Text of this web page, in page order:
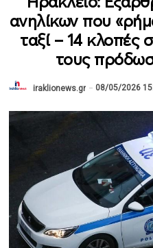
ανηλίκων που
ταξί – 14 κλοπές
τους
iraklionews.gr 08/05/2026